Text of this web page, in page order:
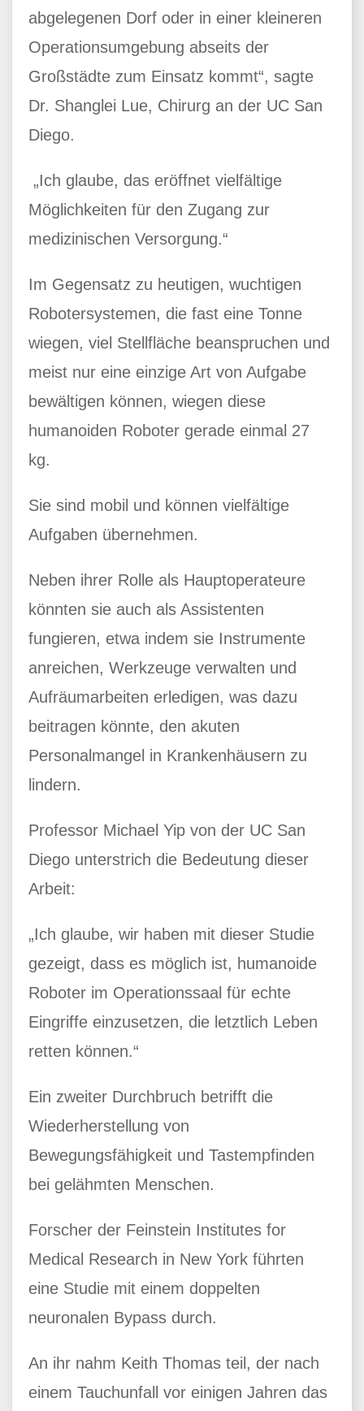
abgelegenen Dorf oder in einer kleineren
Operationsumgebung abseits der
Großstädte zum Einsatz kommt“, sagte
Dr. Shanglei Lue, Chirurg an der UC San
Diego.
„Ich glaube, das eröffnet vielfältige
Möglichkeiten für den Zugang zur
medizinischen Versorgung.“
Im Gegensatz zu heutigen, wuchtigen
Robotersystemen, die fast eine Tonne
wiegen, viel Stellfläche beanspruchen und
meist nur eine einzige Art von Aufgabe
bewältigen können, wiegen diese
humanoiden Roboter gerade einmal 27
kg.
Sie sind mobil und können vielfältige
Aufgaben übernehmen.
Neben ihrer Rolle als Hauptoperateure
könnten sie auch als Assistenten
fungieren, etwa indem sie Instrumente
anreichen, Werkzeuge verwalten und
Aufräumarbeiten erledigen, was dazu
beitragen könnte, den akuten
Personalmangel in Krankenhäusern zu
lindern.
Professor Michael Yip von der UC San
Diego unterstrich die Bedeutung dieser
Arbeit:
„Ich glaube, wir haben mit dieser Studie
gezeigt, dass es möglich ist, humanoide
Roboter im Operationssaal für echte
Eingriffe einzusetzen, die letztlich Leben
retten können.“
Ein zweiter Durchbruch betrifft die
Wiederherstellung von
Bewegungsfähigkeit und Tastempfinden
bei gelähmten Menschen.
Forscher der Feinstein Institutes for
Medical Research in New York führten
eine Studie mit einem doppelten
neuronalen Bypass durch.
An ihr nahm Keith Thomas teil, der nach
einem Tauchunfall vor einigen Jahren das